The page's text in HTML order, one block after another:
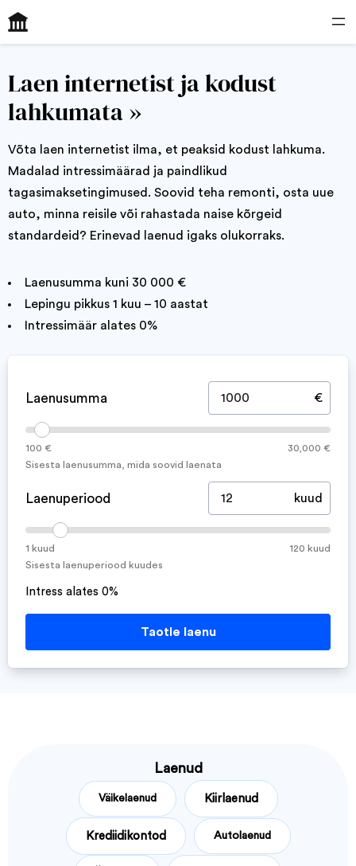
Skip
to
Laen internetist ja kodust
lahkumata »
Võta laen internetist ilma, et peaksid kodust lahkuma.
Madalad intressimäärad ja paindlikud
tagasimaksetingimused. Soovid teha remonti, osta uue
auto, minna reisile või rahastada naise kõrgeid
standardeid? Erinevad laenud igaks olukorraks.
Laenusumma kuni 30 000 €
Lepingu pikkus 1 kuu – 10 aastat
Intressimäär alates 0%
Laenusumma €
100 €
30,000 €
Sisesta laenusumma, mida soovid laenata
Laenuperiood kuud
1 kuud
120 kuud
Sisesta laenuperiood kuudes
Intress alates 0%
Taotle laenu
Laenud
Väikelaenud Kiirlaenud
Krediidikontod Autolaenud